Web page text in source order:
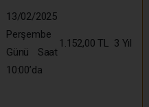
13/02/2025
Perşembe
Günü Saat
10:00’da
1.152,00 TL 3 Yıl